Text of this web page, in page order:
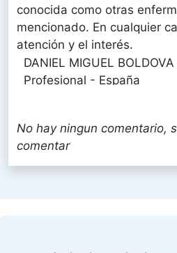
conocida como otras
mencionado. En cualquier
atención y el interés.
DANIEL MIGUEL
Profesional - España
Muy interesante valoración,
No hay ningun comentario,
comentar